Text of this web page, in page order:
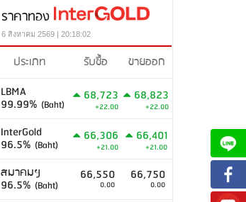
ราคาทอง
6 สิงหาคม 2569 | 20:18:02
ประเภท รับซื้อ
ขายออก
LBMA
99.99% (Baht)
68,723
+22.00
68,823
+22.00
InterGold
96.5% (Baht)
66,306
+21.00
66,401
+21.00
สมาคมฯ
96.5% (Baht)
66,550
0.00
66,750
0.00